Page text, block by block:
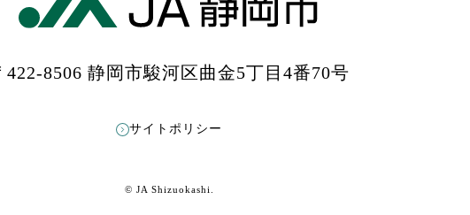
422-8506 静岡市駿河区曲金5丁目4番70号
サイトポリシー
© JA Shizuokashi.